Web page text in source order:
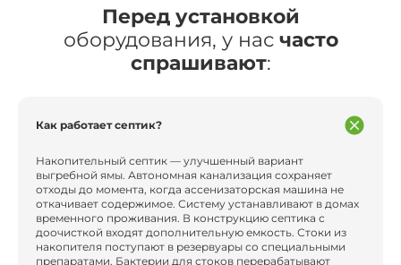
Перед установкой
оборудования, у нас часто
спрашивают:
Как работает септик?
Накопительный септик — улучшенный вариант
выгребной ямы. Автономная канализация сохраняет
отходы до момента, когда ассенизаторская машина не
откачивает содержимое. Систему устанавливают в домах
временного проживания. В конструкцию септика с
доочисткой входят дополнительную емкость. Стоки из
накопителя поступают в резервуары со специальными
препаратами. Бактерии для стоков перерабатывают